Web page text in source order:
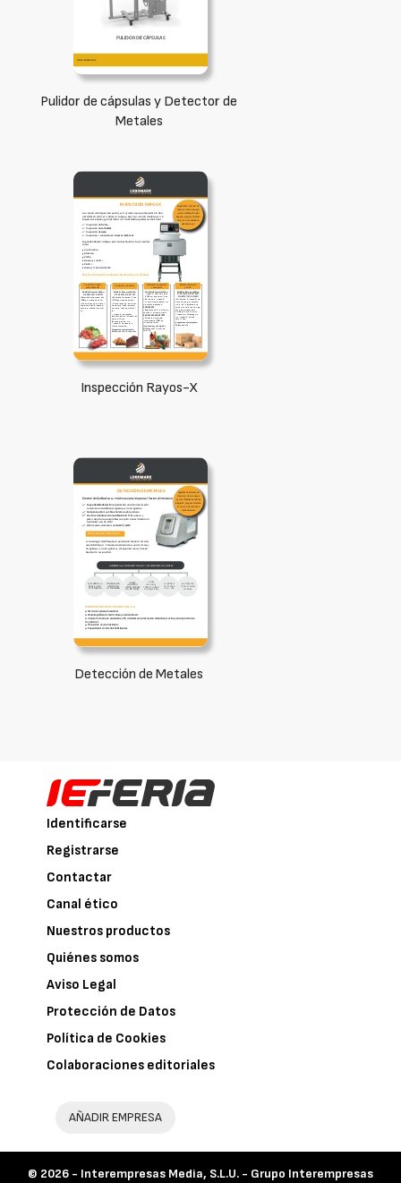
Pulidor de cápsulas y Detector de
Metales
Inspección Rayos-X
Detección de Metales
Identificarse
Registrarse
Contactar
Canal ético
Nuestros productos
Quiénes somos
Aviso Legal
Protección de Datos
Política de Cookies
Colaboraciones editoriales
AÑADIR EMPRESA
© 2026 - Interempresas Media, S.L.U. - Grupo Interempresas